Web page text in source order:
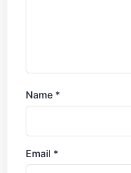
Name *
Email *